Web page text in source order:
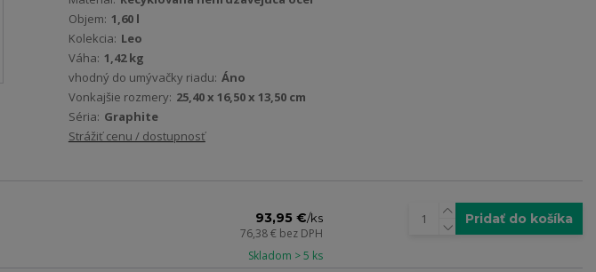
Objem: 1,60 l
Kolekcia: Leo
Váha: 1,42 kg
vhodný do umývačky riadu: Áno
Vonkajšie rozmery: 25,40 x 16,50 x 13,50 cm
Séria: Graphite
Strážiť cenu / dostupnosť
93,95 €/ks
76,38 € bez DPH
Skladom > 5 ks
Pridať do košíka